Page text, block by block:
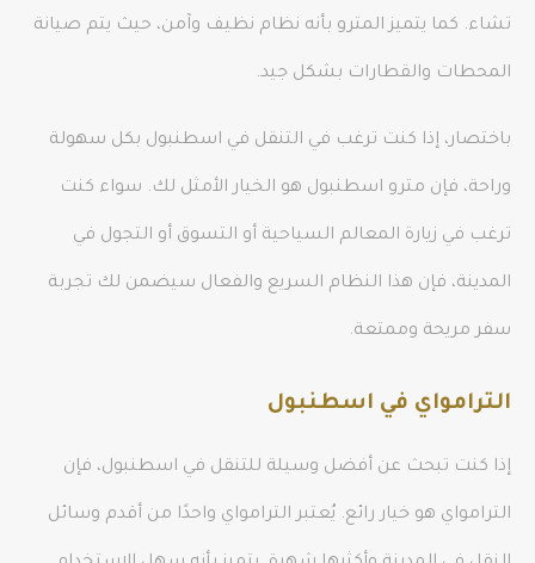
تشاء. كما يتميز المترو بأنه نظام نظيف وآمن، حيث يتم صيانة
المحطات والقطارات بشكل جيد.
باختصار، إذا كنت ترغب في التنقل في اسطنبول بكل سهولة
وراحة، فإن مترو اسطنبول هو الخيار الأمثل لك. سواء كنت
ترغب في زيارة المعالم السياحية أو التسوق أو التجول في
المدينة، فإن هذا النظام السريع والفعال سيضمن لك تجربة
سفر مريحة وممتعة.
الترامواي في اسطنبول
إذا كنت تبحث عن أفضل وسيلة للتنقل في اسطنبول، فإن
الترامواي هو خيار رائع. يُعتبر الترامواي واحدًا من أقدم وسائل